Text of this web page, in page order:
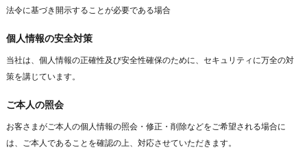
法令に基づき開示することが必要である場合
個人情報の安全対策
当社は、個人情報の正確性及び安全性確保のために、セキュリティに万全の対
策を講じています。
ご本人の照会
お客さまがご本人の個人情報の照会・修正・削除などをご希望される場合に
は、ご本人であることを確認の上、対応させていただきます。